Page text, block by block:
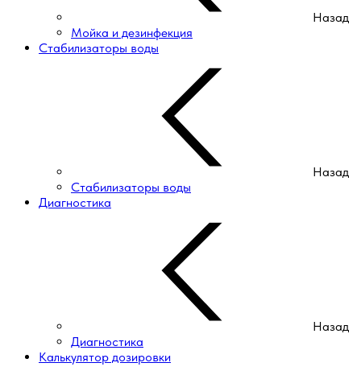
Назад
Мойка и дезинфекция
Стабилизаторы воды
Назад
Стабилизаторы воды
Диагностика
Назад
Диагностика
Калькулятор дозировки